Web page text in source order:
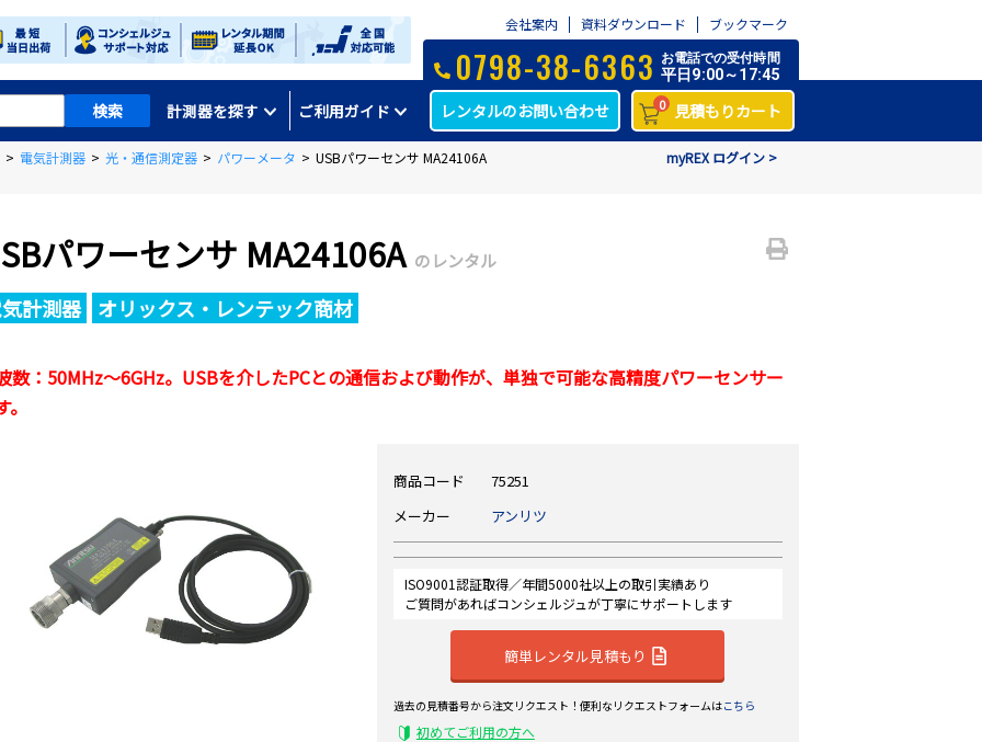
会社案内 資料ダウンロード ブックマーク
計測器を探す ご利用ガイド
0798-38-6363 お電話での受付時間
平日9:00～17:45
レンタルのお問い合わせ 0 見積もりカート
myREX ログイン >
> 電気計測器 > 光・通信測定器 > パワーメータ > USBパワーセンサ MA24106A
パワーセンサ MA24106A のレンタル
計測器 オリックス・レンテック商材
数：50MHz～6GHz。USBを介したPCとの通信および動作が、単独で可能な高精度パワーセンサー
商品コード
75251
メーカー
アンリツ
ISO9001認証取得／年間5000社以上の取引実績あり
ご質問があればコンシェルジュが丁寧にサポートします
簡単レンタル見積もり
過去の見積番号から注文リクエスト！便利なリクエストフォームはこちら
初めてご利用の方へ